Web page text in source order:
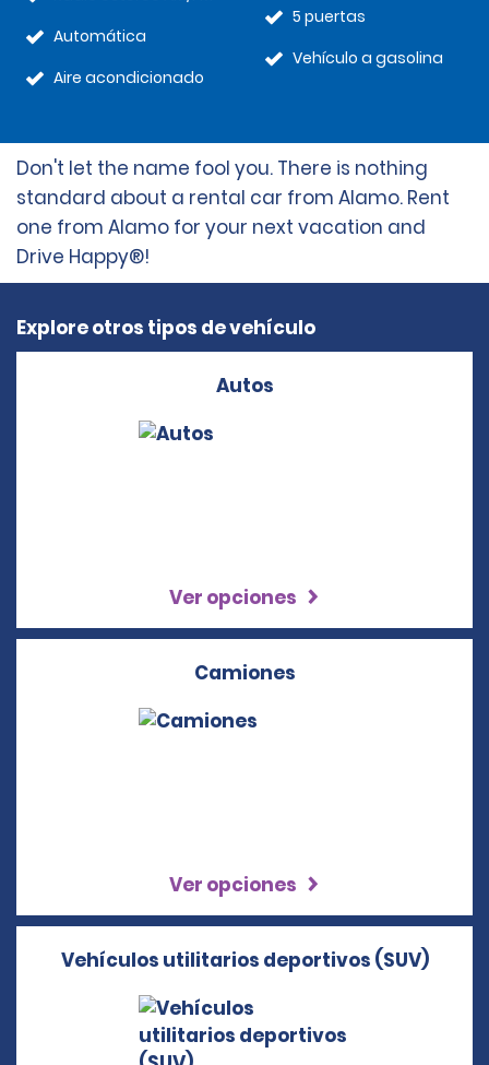
Automática
Aire acondicionado
5 puertas
Vehículo a gasolina
Don't let the name fool you. There is nothing
standard about a rental car from Alamo. Rent
one from Alamo for your next vacation and
Drive Happy®!
Explore otros tipos de vehículo
Autos
Ver opciones
Camiones
Ver opciones
Vehículos utilitarios deportivos (SUV)